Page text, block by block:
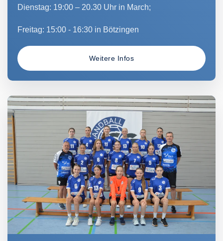
Dienstag: 19:00 – 20.30 Uhr in March;
Freitag: 15:00 - 16:30 in Bötzingen
Weitere Infos